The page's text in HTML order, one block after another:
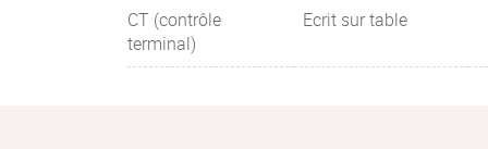
CT (contrôle
terminal)
Ecrit sur table